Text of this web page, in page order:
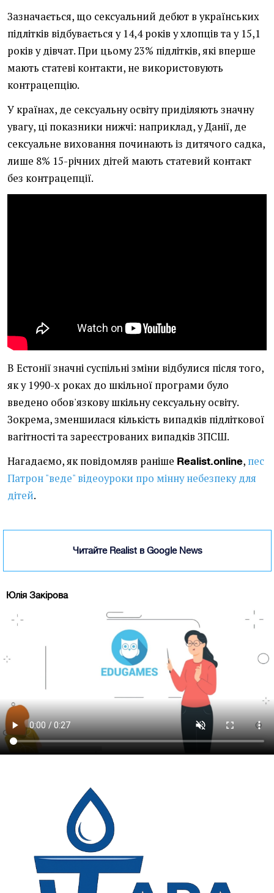
Зазначається, що сексуальний дебют в українських
підлітків відбувається у 14,4 років у хлопців та у 15,1
років у дівчат. При цьому 23% підлітків, які вперше
мають статеві контакти, не використовують
контрацепцію.
У країнах, де сексуальну освіту приділяють значну
увагу, ці показники нижчі: наприклад, у Данії, де
сексуальне виховання починають із дитячого садка,
лише 8% 15-річних дітей мають статевий контакт
без контрацепції.
В Естонії значні суспільні зміни відбулися після того,
як у 1990-х роках до шкільної програми було
введено обов'язкову шкільну сексуальну освіту.
Зокрема, зменшилася кількість випадків підліткової
вагітності та зареєстрованих випадків ЗПСШ.
Нагадаємо, як повідомляв раніше Realist.online, пес
Патрон "веде" відеоуроки про мінну небезпеку для
дітей.
Читайте Realist в Google News
Юлія Закірова